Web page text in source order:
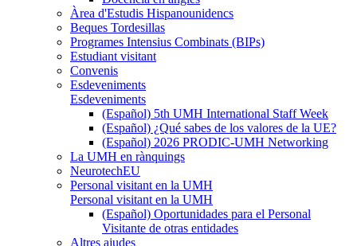
Àrea d'Estudis Hispanounidencs
Beques Tordesillas
Programes Intensius Combinats (BIPs)
Estudiant visitant
Convenis
Esdeveniments
Esdeveniments
(Español) 5th UMH International Staff Week
(Español) ¿Qué sabes de los valores de la UE?
(Español) 2026 PRODIC-UMH Networking
La UMH en rànquings
NeurotechEU
Personal visitant en la UMH
Personal visitant en la UMH
(Español) Oportunidades para el Personal
Visitante de otras entidades
Altres ajudes